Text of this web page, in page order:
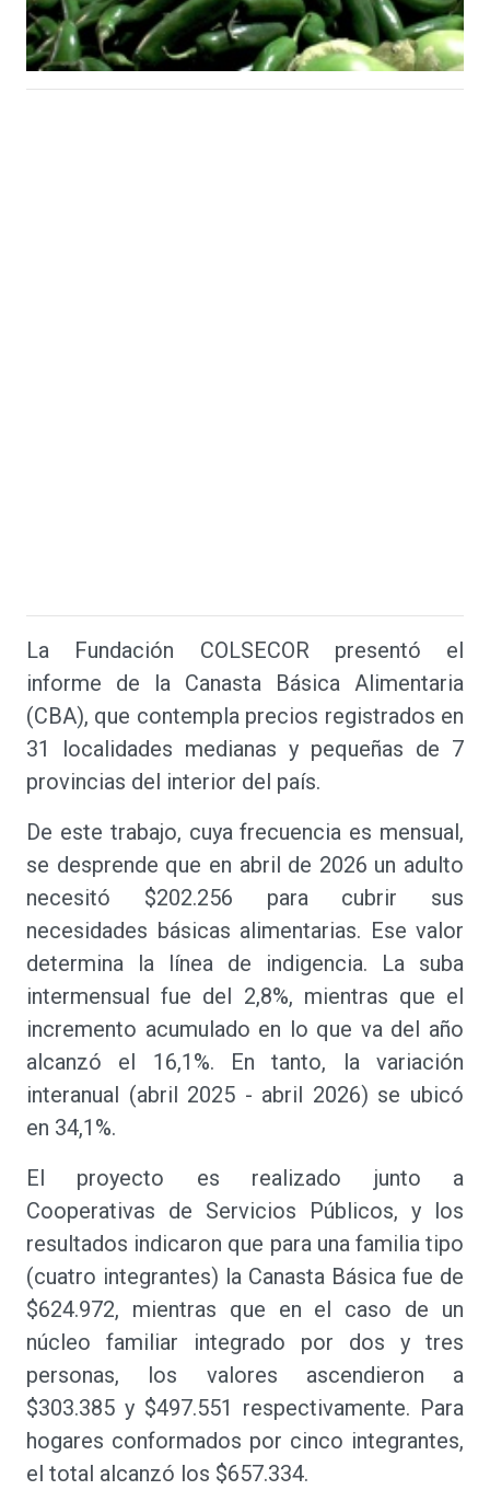
La Fundación COLSECOR presentó el
informe de la Canasta Básica Alimentaria
(CBA), que contempla precios registrados en
31 localidades medianas y pequeñas de 7
provincias del interior del país.
De este trabajo, cuya frecuencia es mensual,
se desprende que en abril de 2026 un adulto
necesitó $202.256 para cubrir sus
necesidades básicas alimentarias. Ese valor
determina la línea de indigencia. La suba
intermensual fue del 2,8%, mientras que el
incremento acumulado en lo que va del año
alcanzó el 16,1%. En tanto, la variación
interanual (abril 2025 - abril 2026) se ubicó
en 34,1%.
El proyecto es realizado junto a
Cooperativas de Servicios Públicos, y los
resultados indicaron que para una familia tipo
(cuatro integrantes) la Canasta Básica fue de
$624.972, mientras que en el caso de un
núcleo familiar integrado por dos y tres
personas, los valores ascendieron a
$303.385 y $497.551 respectivamente. Para
hogares conformados por cinco integrantes,
el total alcanzó los $657.334.